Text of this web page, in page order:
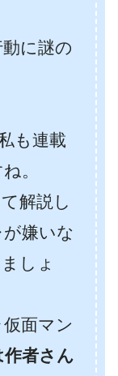
に謎の
も連載
。
解説し
嫌いな
しょ
面マン
者さん